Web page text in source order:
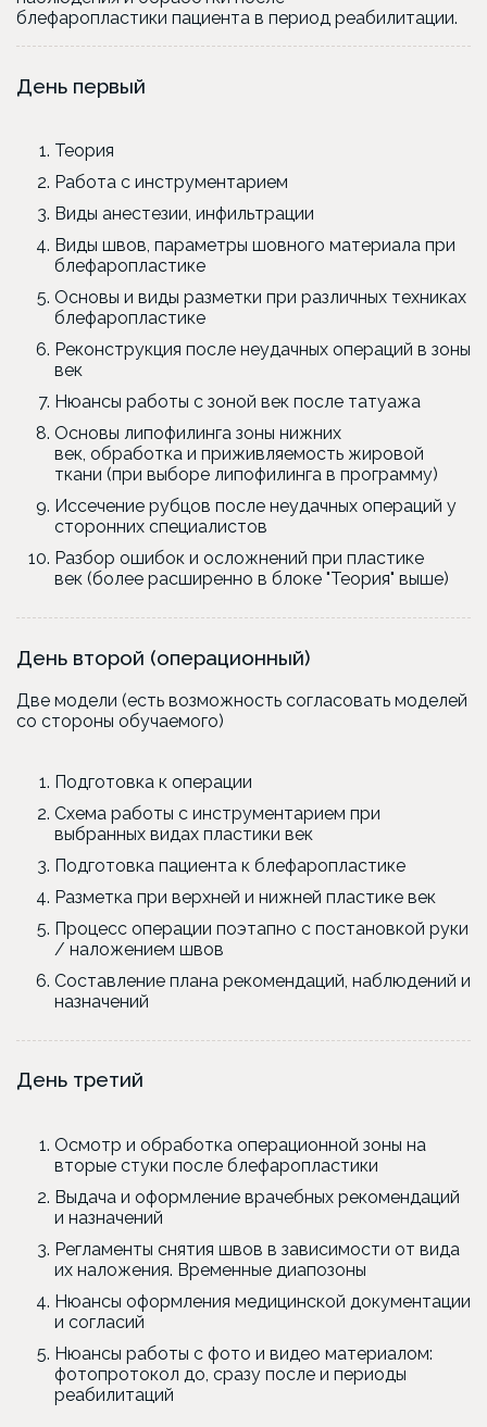
блефаропластики пациента в период реабилитации.
День первый
Теория
Работа с инструментарием
Виды анестезии, инфильтрации
Виды швов, параметры шовного материала при
блефаропластике
Основы и виды разметки при различных техниках
блефаропластике
Реконструкция после неудачных операций в зоны
век
Нюансы работы с зоной век после татуажа
Основы липофилинга зоны нижних
век, обработка и приживляемость жировой
ткани (при выборе липофилинга в программу)
Иссечение рубцов после неудачных операций у
сторонних специалистов
Разбор ошибок и осложнений при пластике
век (более расширенно в блоке "Теория" выше)
День второй (операционный)
Две модели (есть возможность согласовать моделей
со стороны обучаемого)
Подготовка к операции
Схема работы с инструментарием при
выбранных видах пластики век
Подготовка пациента к блефаропластике
Разметка при верхней и нижней пластике век
Процесс операции поэтапно с постановкой руки
/ наложением швов
Составление плана рекомендаций, наблюдений и
назначений
День третий
Осмотр и обработка операционной зоны на
вторые стуки после блефаропластики
Выдача и оформление врачебных рекомендаций
и назначений
Регламенты снятия швов в зависимости от вида
их наложения. Временные диапозоны
Нюансы оформления медицинской документации
и согласий
Нюансы работы с фото и видео материалом:
фотопротокол до, сразу после и периоды
реабилитаций